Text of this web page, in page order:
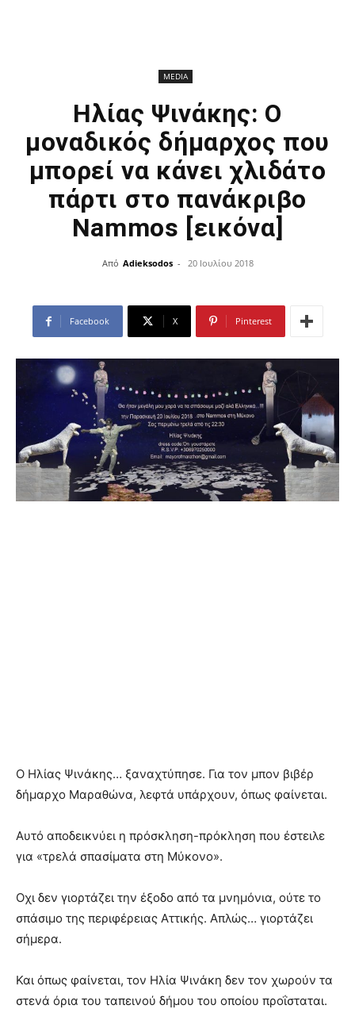
MEDIA
Ηλίας Ψινάκης: Ο
μοναδικός δήμαρχος που
μπορεί να κάνει χλιδάτο
πάρτι στο πανάκριβο
Nammos [εικόνα]
Από Adieksodos - 20 Ιουλίου 2018
Facebook X Pinterest
Ο Ηλίας Ψινάκης… ξαναχτύπησε. Για τον μπον βιβέρ
δήμαρχο Μαραθώνα, λεφτά υπάρχουν, όπως φαίνεται.
Αυτό αποδεικνύει η πρόσκληση-πρόκληση που έστειλε
για «τρελά σπασίματα στη Μύκονο».
Οχι δεν γιορτάζει την έξοδο από τα μνημόνια, ούτε το
σπάσιμο της περιφέρειας Αττικής. Απλώς… γιορτάζει
σήμερα.
Και όπως φαίνεται, τον Ηλία Ψινάκη δεν τον χωρούν τα
στενά όρια του ταπεινού δήμου του οποίου προΐσταται.